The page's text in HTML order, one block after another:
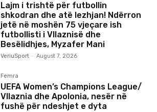
Lajm i trishtë për futbollin
shkodran dhe atë lezhjan! Ndërron
jetë në moshën 75 vjeçare ish
futbollisti i Vllaznisë dhe
Besëlidhjes, Myzafer Mani
VeriuSport - August 7, 2026
Femra
UEFA Women’s Champions League/
Vllaznia dhe Apolonia, nesër në
fushë për ndeshjet e dyta